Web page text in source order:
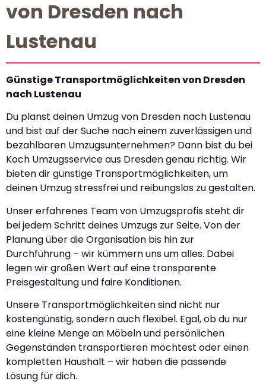
von Dresden nach
Lustenau
Günstige Transportmöglichkeiten von Dresden
nach Lustenau
Du planst deinen Umzug von Dresden nach Lustenau
und bist auf der Suche nach einem zuverlässigen und
bezahlbaren Umzugsunternehmen? Dann bist du bei
Koch Umzugsservice aus Dresden genau richtig. Wir
bieten dir günstige Transportmöglichkeiten, um
deinen Umzug stressfrei und reibungslos zu gestalten.
Unser erfahrenes Team von Umzugsprofis steht dir
bei jedem Schritt deines Umzugs zur Seite. Von der
Planung über die Organisation bis hin zur
Durchführung – wir kümmern uns um alles. Dabei
legen wir großen Wert auf eine transparente
Preisgestaltung und faire Konditionen.
Unsere Transportmöglichkeiten sind nicht nur
kostengünstig, sondern auch flexibel. Egal, ob du nur
eine kleine Menge an Möbeln und persönlichen
Gegenständen transportieren möchtest oder einen
kompletten Haushalt – wir haben die passende
Lösung für dich.